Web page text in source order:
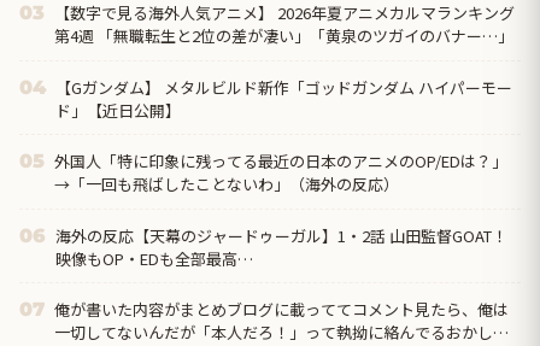
03
【数字で見る海外人気アニメ】 2026年夏アニメカルマランキング
第4週 「無職転生と2位の差が凄い」「黄泉のツガイのバナー…」
04
【Gガンダム】 メタルビルド新作「ゴッドガンダム ハイパーモー
ド」【近日公開】
05 外国人「特に印象に残ってる最近の日本のアニメのOP/EDは？」
→「一回も飛ばしたことないわ」（海外の反応）
06 海外の反応【天幕のジャードゥーガル】1・2話 山田監督GOAT！
映像もOP・EDも全部最高…
07 俺が書いた内容がまとめブログに載っててコメント見たら、俺は
一切してないんだが「本人だろ！」って執拗に絡んでるおかしな